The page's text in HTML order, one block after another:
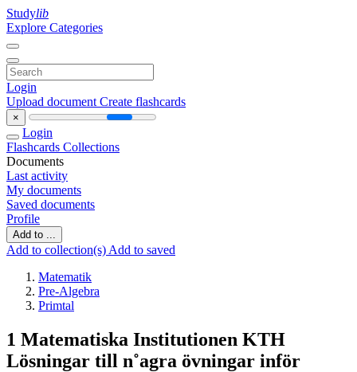
Studylib
Explore Categories
Login
Upload document Create flashcards
×
Login
Flashcards Collections
Documents
Last activity
My documents
Saved documents
Profile
Add to ...
Add to collection(s) Add to saved
Matematik
Pre-Algebra
Primtal
1 Matematiska Institutionen KTH
Lösningar till n˚agra övningar inför